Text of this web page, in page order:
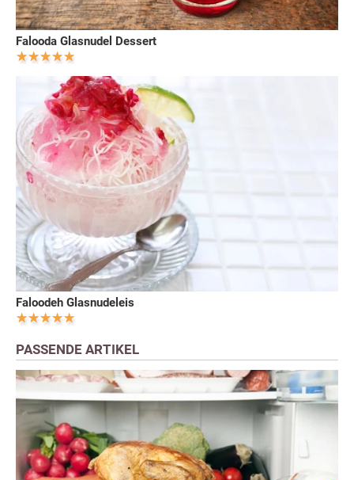
Falooda Glasnudel Dessert
Faloodeh Glasnudeleis
PASSENDE ARTIKEL